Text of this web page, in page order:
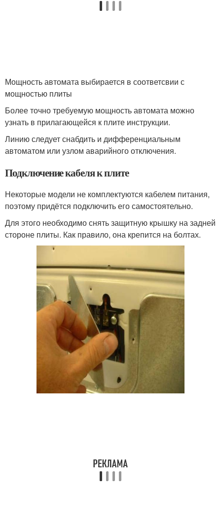
Мощность автомата выбирается в соответсвии с
мощностью плиты
Более точно требуемую мощность автомата можно
узнать в прилагающейся к плите инструкции.
Линию следует снабдить и дифференциальным
автоматом или узлом аварийного отключения.
Подключение кабеля к плите
Некоторые модели не комплектуются кабелем питания,
поэтому придётся подключить его самостоятельно.
Для этого необходимо снять защитную крышку на задней
стороне плиты. Как правило, она крепится на болтах.